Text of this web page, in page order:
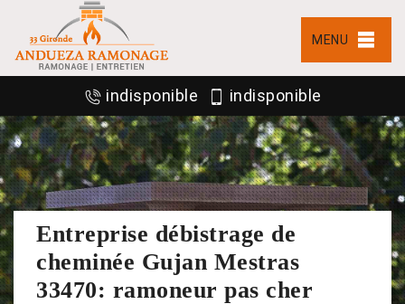
MENU
indisponible indisponible
Entreprise débistrage de
cheminée Gujan Mestras
33470: ramoneur pas cher